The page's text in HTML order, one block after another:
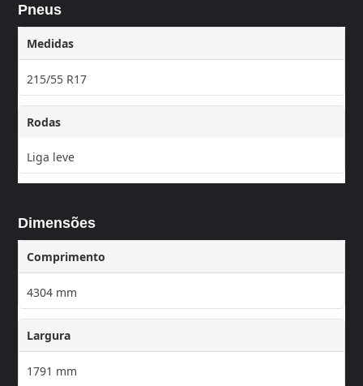
Pneus
Medidas
215/55 R17
Rodas
Liga leve
Dimensões
Comprimento
4304 mm
Largura
1791 mm